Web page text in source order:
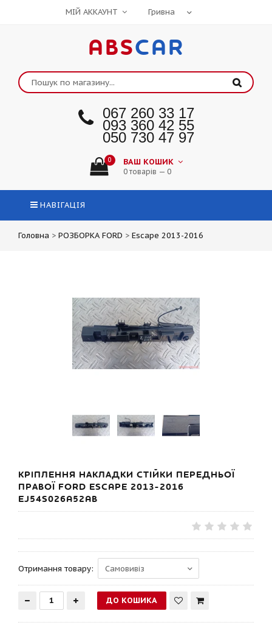
МІЙ АККАУНТ
ABSCAR
067 260 33 17
093 360 42 55
050 730 47 97
0 ВАШ КОШИК
0 товарів — 0
НАВІГАЦІЯ
Головна > РОЗБОРКА FORD > Escape 2013-2016
КРІПЛЕННЯ НАКЛАДКИ СТІЙКИ ПЕРЕДНЬОЇ
ПРАВОЇ FORD ESCAPE 2013-2016
EJ54S026A52AB
Отримання товару: